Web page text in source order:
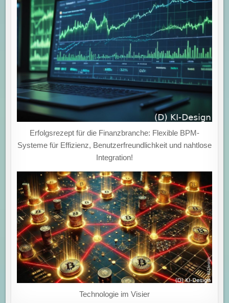
Erfolgsrezept für die Finanzbranche: Flexible BPM-
Systeme für Effizienz, Benutzerfreundlichkeit und nahtlose
Integration!
Technologie im Visier